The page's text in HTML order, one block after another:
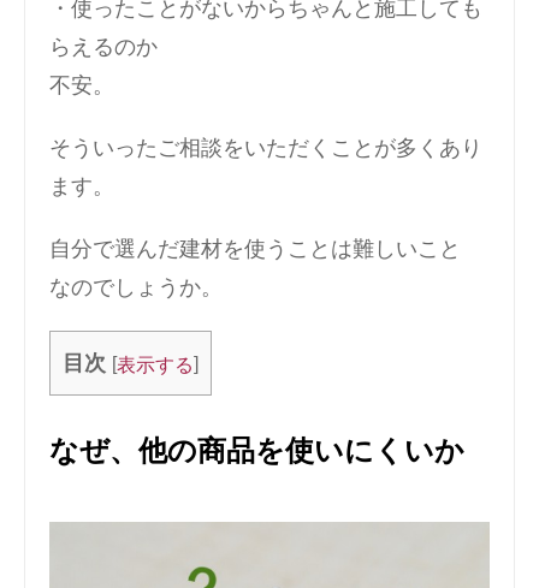
・使ったことがないからちゃんと施工しても
らえるのか
不安。
そういったご相談をいただくことが多くあり
ます。
自分で選んだ建材を使うことは難しいこと
なのでしょうか。
目次 [表示する]
なぜ、他の商品を使いにくいか